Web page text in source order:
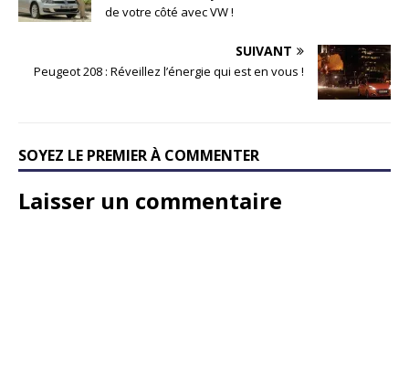
de votre côté avec VW !
SUIVANT
Peugeot 208 : Réveillez l’énergie qui est en vous !
SOYEZ LE PREMIER À COMMENTER
Laisser un commentaire